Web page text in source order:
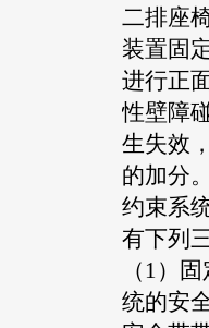
二排座
装置固
进行正
性壁障
生失效
的加分
约束系
有下列
（1）
统的安